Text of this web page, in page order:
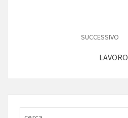
SUCCESSIVO
LAVORO